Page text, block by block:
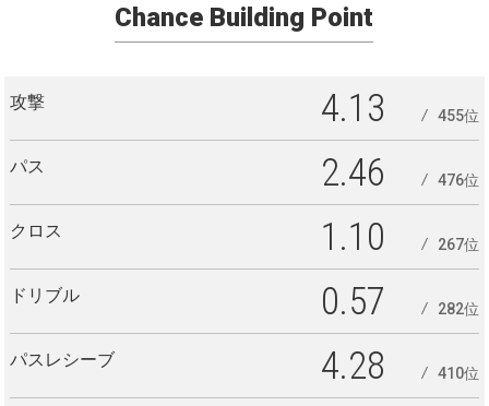
Chance Building Point
攻撃 4.13 455位
パス 2.46 476位
クロス 1.10 267位
ドリブル 0.57 282位
パスレシーブ 4.28 410位